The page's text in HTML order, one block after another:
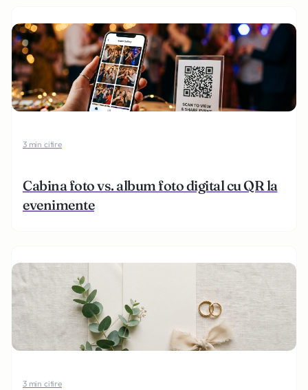
3 min citire
Cabina foto vs. album foto digital cu QR la
evenimente
3 min citire